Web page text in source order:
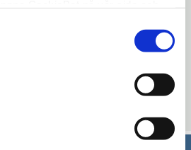
om hur kakorna används och
inhämtar och behandlar